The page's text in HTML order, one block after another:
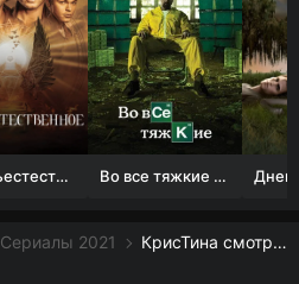
Сверхъестественное Во все тяжкие 1-5 сезон
Сериалы 2021 КрисТина смотреть онлайн бесплатно